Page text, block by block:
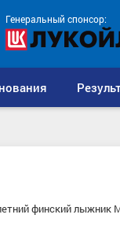
Генеральный спонсор:
финский